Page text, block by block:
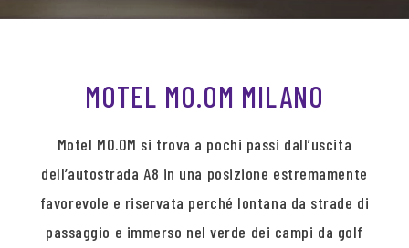
MOTEL MO.OM MILANO
Motel MO.OM si trova a pochi passi dall’uscita
dell’autostrada A8 in una posizione estremamente
favorevole e riservata perché lontana da strade di
passaggio e immerso nel verde dei campi da golf